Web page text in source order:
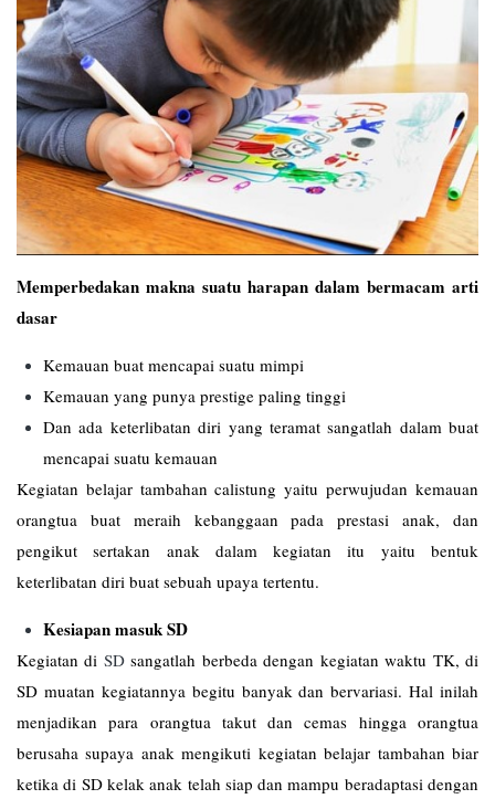
Memperbedakan makna suatu harapan dalam bermacam arti
dasar
Kemauan buat mencapai suatu mimpi
Kemauan yang punya prestige paling tinggi
Dan ada keterlibatan diri yang teramat sangatlah dalam buat
mencapai suatu kemauan
Kegiatan belajar tambahan calistung yaitu perwujudan kemauan
orangtua buat meraih kebanggaan pada prestasi anak, dan
pengikut sertakan anak dalam kegiatan itu yaitu bentuk
keterlibatan diri buat sebuah upaya tertentu.
Kesiapan masuk SD
Kegiatan di SDsangatlah berbeda dengan kegiatan waktu TK, di
SD muatan kegiatannya begitu banyak dan bervariasi. Hal inilah
menjadikan para orangtua takut dan cemas hingga orangtua
berusaha supaya anak mengikuti kegiatan belajar tambahan biar
ketika di SD kelak anak telah siap dan mampu beradaptasi dengan